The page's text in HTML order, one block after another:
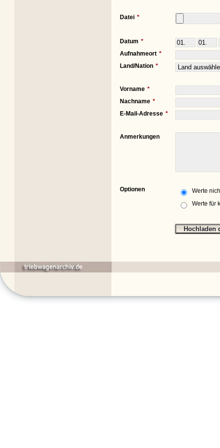
Datei
Datum
Aufnahmeort
Land/Nation
Vorname
Nachname
E-Mail-Adresse
Anmerkungen
Optionen
Werte
Werte für